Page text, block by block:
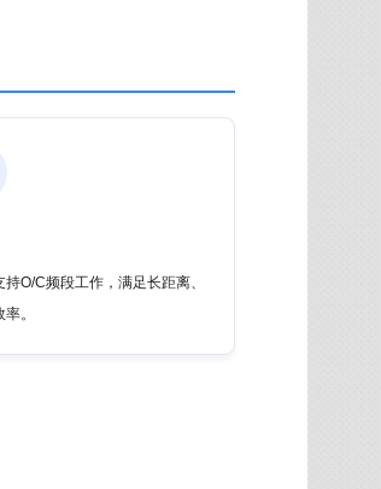
O/C频段工作，满足长距离、
。